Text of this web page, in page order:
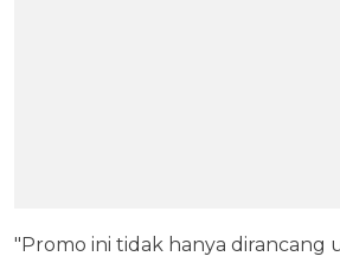
"Promo ini tidak hanya dirancang